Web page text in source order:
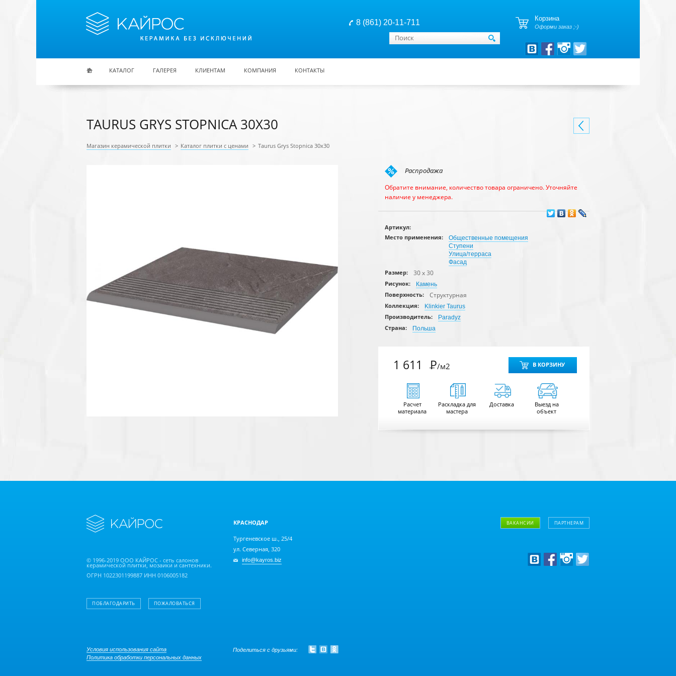
8 (861) 20-11-711 Корзина
Оформи заказ ;-)
Форма поиска
Поиск
КАТАЛОГ ГАЛЕРЕЯ КЛИЕНТАМ КОМПАНИЯ КОНТАКТЫ
TAURUS GRYS STOPNICA 30X30
Магазин керамической плитки > Каталог плитки с ценами > Taurus Grys Stopnica 30x30
Распродажа
Обратите внимание, количество товара ограничено. Уточняйте
наличие у менеджера.
Артикул:
Место применения:
Общественные помещения
Ступени
Улица/терраса
Фасад
Размер:
30 x 30
Рисунок:
Камень
Поверхность:
Структурная
Коллекция:
Klinkier Taurus
Производитель:
Paradyz
Страна:
Польша
1 611 Р/м2 В КОРЗИНУ
Расчет
материала
Раскладка для
мастера
Доставка
Выезд на
объект
© 1996-2019 ООО КАЙРОС - сеть салонов
керамической плитки, мозаики и сантехники.
ОГРН 1022301199887 ИНН 0106005182
ПОБЛАГОДАРИТЬ ПОЖАЛОВАТЬСЯ
КРАСНОДАР
Тургеневское ш., 25/4
ул. Северная, 320
info@kayros.biz
ВАКАНСИИ ПАРТНЕРАМ
Оптовым клиентам
Условия использования сайта
Политика обработки персональных данных
Поделиться с друзьями: